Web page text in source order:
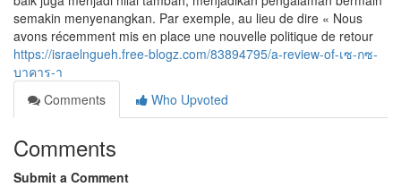
semakin menyenangkan. Par exemple, au lieu de dire « Nous
avons récemment mis en place une nouvelle politique de retour
https://israelngueh.free-blogz.com/83894795/a-review-of-เซ-กซ-
บาคาร-า
Comments
Who Upvoted
Comments
Submit a Comment